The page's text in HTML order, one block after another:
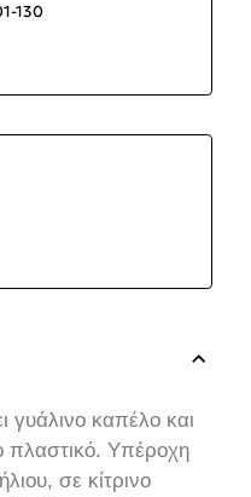
130
γυάλινο καπέλο και
πλαστικό. Υπέροχη
σε κίτρινο